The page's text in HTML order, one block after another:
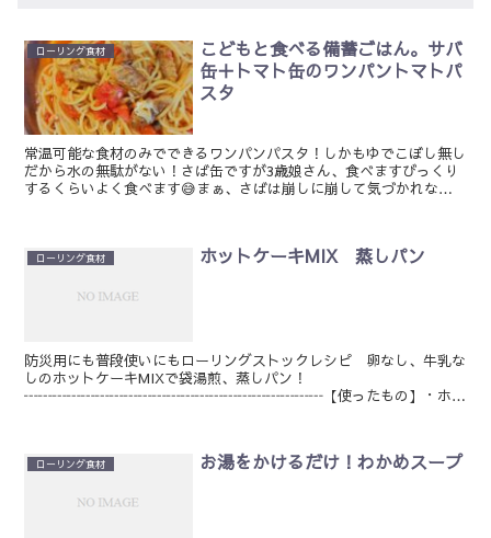
ローリング食材
こどもと食べる備蓄ごはん。サバ
缶＋トマト缶のワンパントマトパ
スタ
常温可能な食材のみでできるワンパンパスタ！しかもゆでこぼし無し
だから水の無駄がない！さば缶ですが3歳娘さん、食べますびっくり
するくらいよく食べます😅まぁ、さばは崩しに崩して気づかれない
ローリング食材 ホットケーキMIX 蒸しパン
防災用にも普段使いにもローリングストックレシピ 卵なし、牛乳な
しのホットケーキMIXで袋湯煎、蒸しパン！
┅┅┅┅┅┅┅┅┅┅┅┅┅┅┅┅┅┅┅┅┅【使ったもの】・ホッ
ローリング食材 お湯をかけるだけ！わかめスープ